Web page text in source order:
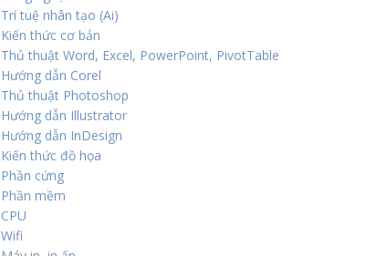
Trí tuệ nhân tạo (Ai)
Kiến thức cơ bản
Thủ thuật Word, Excel, PowerPoint, PivotTable
Hướng dẫn Corel
Thủ thuật Photoshop
Hướng dẫn Illustrator
Hướng dẫn InDesign
Kiến thức đồ họa
Phần cứng
Phần mềm
CPU
Wifi